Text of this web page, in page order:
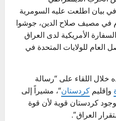
في بيان اطلعت عليه السومرية
في مصيف صلاح الدين، جوشوا
السفارة الأمريكية لدى العراق
العام للولايات المتحدة في
خلال اللقاء على “رسالة
وإقليم كردستان“، مشيراً إلى
كردستان قوية لأن قوة
العراق”.